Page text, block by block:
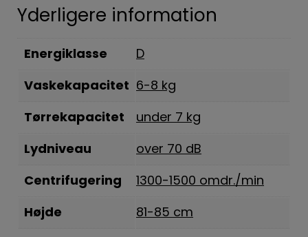
Yderligere information
Energiklasse D
Vaskekapacitet 6-8 kg
Tørrekapacitet under 7 kg
Lydniveau over 70 dB
Centrifugering 1300-1500 omdr./min
Højde 81-85 cm